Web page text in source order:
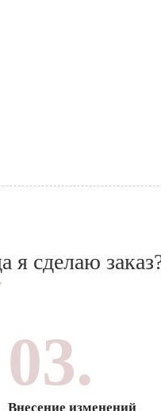
я сделаю
03.
Внесение изменений